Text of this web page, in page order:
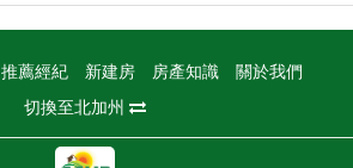
推薦經紀 新建房 房產知識
關於我們
切換至北加州